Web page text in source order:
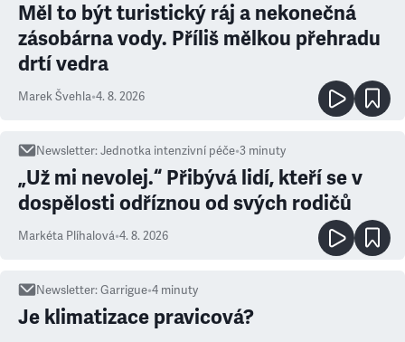
Měl to být turistický ráj a nekonečná
zásobárna vody. Příliš mělkou přehradu
drtí vedra
Marek Švehla•4. 8. 2026
Newsletter:Jednotka intenzivní péče•3 minuty
„Už mi nevolej.“ Přibývá lidí, kteří se v
dospělosti odříznou od svých rodičů
Markéta Plíhalová•4. 8. 2026
Newsletter:Garrigue•4 minuty
Je klimatizace pravicová?